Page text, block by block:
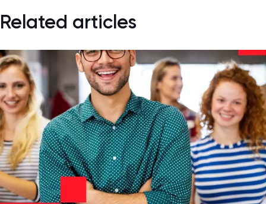
Related articles